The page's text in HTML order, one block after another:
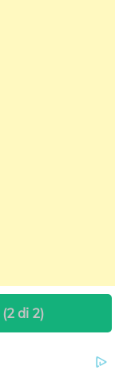
(2 di 2)